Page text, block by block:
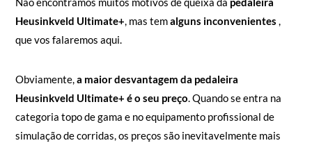
Heusinkveld Ultimate+, mas temalguns inconvenientes ,
que vos falaremos aqui.
Obviamente,a maior desvantagem da pedaleira
Heusinkveld Ultimate+ é o seu preço. Quando se entra na
categoria topo de gama e no equipamento profissional de
simulação de corridas, os preços são inevitavelmente mais